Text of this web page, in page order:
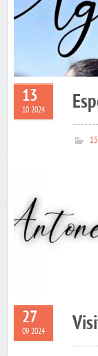
13
10 2024
27
09 2024